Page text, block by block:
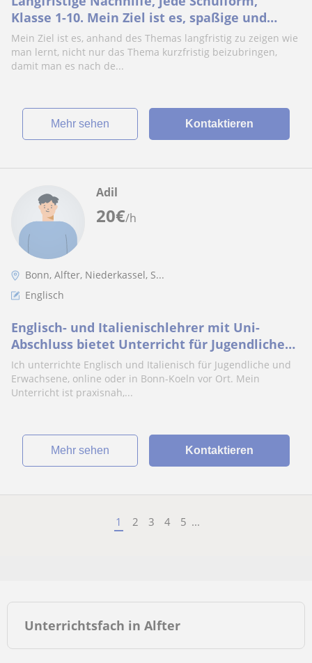
Klasse 1-10. Mein Ziel ist es, spaßige und
langfristige Lernmethoden beizubringen 😊
Mein Ziel ist es, anhand des Themas langfristig zu zeigen wie
man lernt, nicht nur das Thema kurzfristig beizubringen,
damit man es nach de...
Mehr sehen Kontaktieren
20€/h
Adil
Bonn, Alfter, Niederkassel, S...
Englisch
Englisch- und Italienischlehrer mit Uni-
Abschluss bietet Unterricht für Jugendliche
und Erwachsene in Bonn - online/Präsenz
Ich unterrichte Englisch und Italienisch für Jugendliche und
Erwachsene, online oder in Bonn-Koeln vor Ort. Mein
Unterricht ist praxisnah,...
Mehr sehen Kontaktieren
1 2 3 4 5 ...
Unterrichtsfach in Alfter